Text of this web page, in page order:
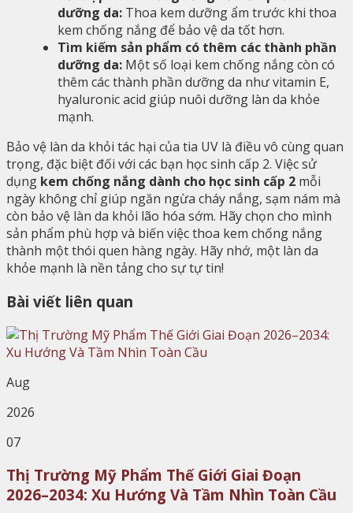
dưỡng da: Thoa kem dưỡng ẩm trước khi thoa
kem chống nắng để bảo vệ da tốt hơn.
Tìm kiếm sản phẩm có thêm các thành phần
dưỡng da: Một số loại kem chống nắng còn có
thêm các thành phần dưỡng da như vitamin E,
hyaluronic acid giúp nuôi dưỡng làn da khỏe
mạnh.
Bảo vệ làn da khỏi tác hại của tia UV là điều vô cùng quan
trọng, đặc biệt đối với các bạn học sinh cấp 2. Việc sử
dụng kem chống nắng dành cho học sinh cấp 2 mỗi
ngày không chỉ giúp ngăn ngừa cháy nắng, sạm nám mà
còn bảo vệ làn da khỏi lão hóa sớm. Hãy chọn cho mình
sản phẩm phù hợp và biến việc thoa kem chống nắng
thành một thói quen hàng ngày. Hãy nhớ, một làn da
khỏe mạnh là nền tảng cho sự tự tin!
Bài viết liên quan
Aug
2026
07
Thị Trường Mỹ Phẩm Thế Giới Giai Đoạn
2026–2034: Xu Hướng Và Tầm Nhìn Toàn Cầu